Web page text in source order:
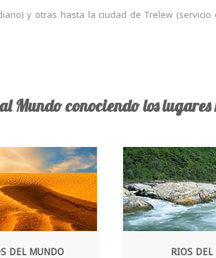
y otras hasta la ciudad de Trelew
Mundo conociendo los lugares
DEL MUNDO RIOS